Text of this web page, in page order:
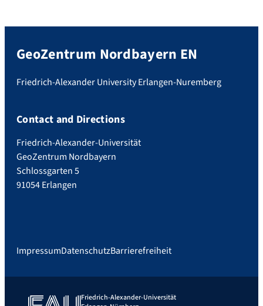
GeoZentrum Nordbayern EN
Friedrich-Alexander University Erlangen-Nuremberg
Contact and Directions
Friedrich-Alexander-Universität
GeoZentrum Nordbayern
Schlossgarten 5
91054 Erlangen
ImpressumDatenschutzBarrierefreiheit
Friedrich-Alexander-Universität